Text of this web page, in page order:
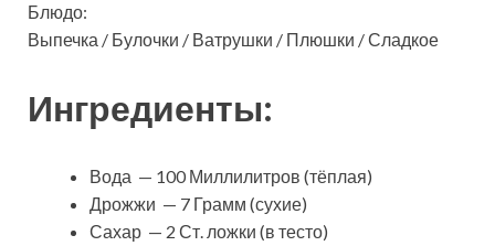
Блюдо:
Выпечка / Булочки / Ватрушки / Плюшки / Сладкое
Ингредиенты:
Вода — 100 Миллилитров (тёплая)
Дрожжи — 7 Грамм (сухие)
Сахар — 2 Ст. ложки (в тесто)